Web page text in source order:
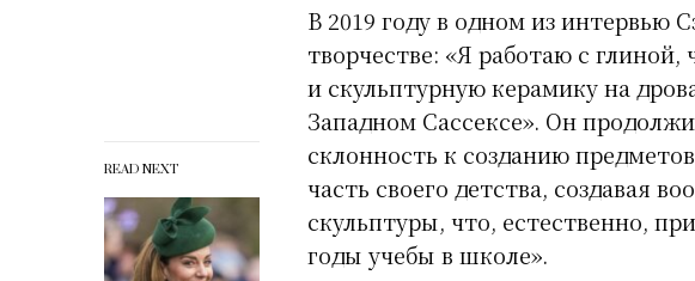
READ NEXT
В 2019 году в одном из интервью
творчестве: «Я работаю с
и скульптурную керамику на
Западном Сассексе». Он
склонность к созданию
часть своего детства, создавая
скульптуры, что, естественно,
годы учебы в школе».